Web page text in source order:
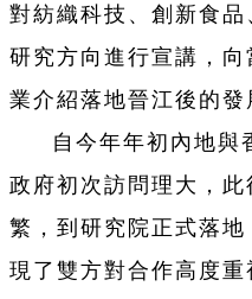
對紡織科技、創新食
研究方向進行宣講，
業介紹落地晉江後的發
自今年年初內地與
政府初次訪問理大，
繁，到研究院正式落
現了雙方對合作高度